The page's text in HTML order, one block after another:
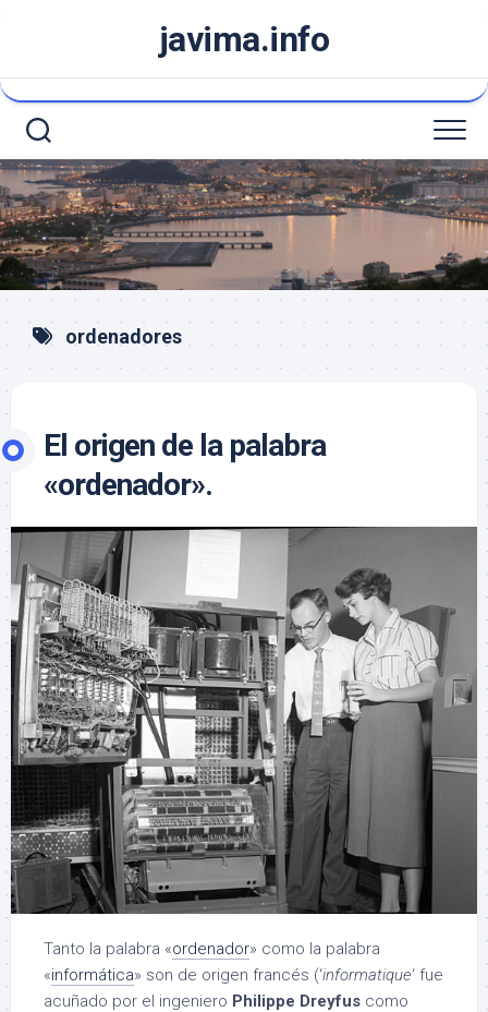
javima.info
ordenadores
El origen de la palabra
«ordenador».
Tanto la palabra «ordenador» como la palabra
«informática» son de origen francés (‘informatique‘ fue
acuñado por el ingeniero Philippe Dreyfus como